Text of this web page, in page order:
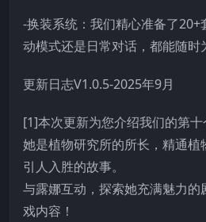
-换装系统：我们精心准备了20+
动模式还是日常对话，都能随时
更新日志V1.0.5-2025年9月
[1]本次更新为您介绍我们的第
她是植物研究所的所长，精通
引人入胜的故事。
与露娜互动，探索她充满魅力
戏内容！